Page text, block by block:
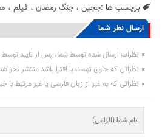
برچسب ها :ججین ،جنگ رمضان ، فیلم ،
ارسال نظر شما
نظرات ارسال شده توسط شما، پس از تایید
نظراتی که حاوی تهمت یا افترا باشد منتشر
نظراتی که به غیر از زبان فارسی یا غیر مرتبط